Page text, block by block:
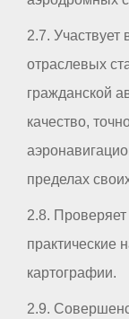
2.7. Участвует
отраслевых
гражданской
качество,
пределах
2.8. Проверяет
практические
картографии.
2.9.